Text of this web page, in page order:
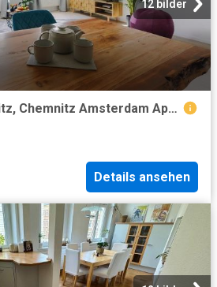
12 bilder
Great flat in Chemnitz, Chemnitz Amsterdam Apartments for Rent
Details ansehen